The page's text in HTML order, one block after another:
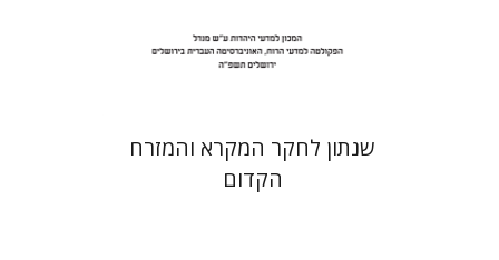
$46
$41
שנתון לחקר המקרא והמזרח
הקדום